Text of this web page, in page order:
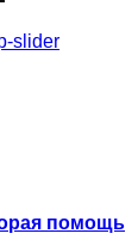
помощь